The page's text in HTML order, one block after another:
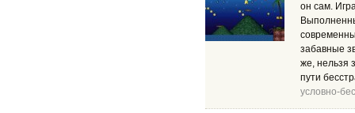
он сам.
забавные
же, нельзя
пути
условно-